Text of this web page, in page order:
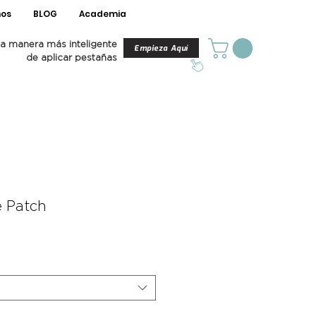
BLOG Academia
manera más inteligente
de aplicar pestañas
Empieza Aquí
Patch